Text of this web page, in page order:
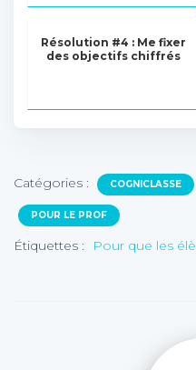
Résolution #4 : Me fixer
des objectifs chiffrés
Catégories : COGNICLASSE
POUR LE PROF
Étiquettes : Pour que les